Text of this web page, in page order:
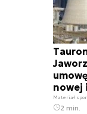
nowej
Materiał
2 min.